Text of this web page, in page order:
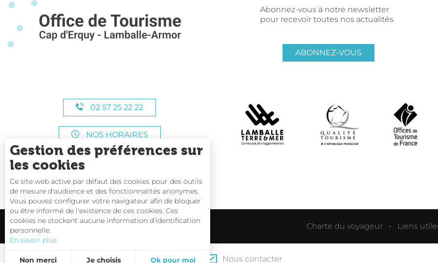
02 57 25 22 22
NOS HORAIRES
Abonnez-vous à notre newsletter
pour recevoir toutes nos actualités
ABONNEZ-VOUS
Charte du voyageur Liens
Carte interactive Nous contacter
Gestion des préférences sur
les cookies
Ce site web active par défaut des cookies pour des outils
de mesure d'audience et des fonctionnalités anonymes.
Vous pouvez configurer votre navigateur afin de bloquer
ou être informé de l'existence de ces cookies. Ces
cookies ne stockent aucune information d’identification
personnelle.
En savoir plus
Non merci Je choisis Ok pour moi